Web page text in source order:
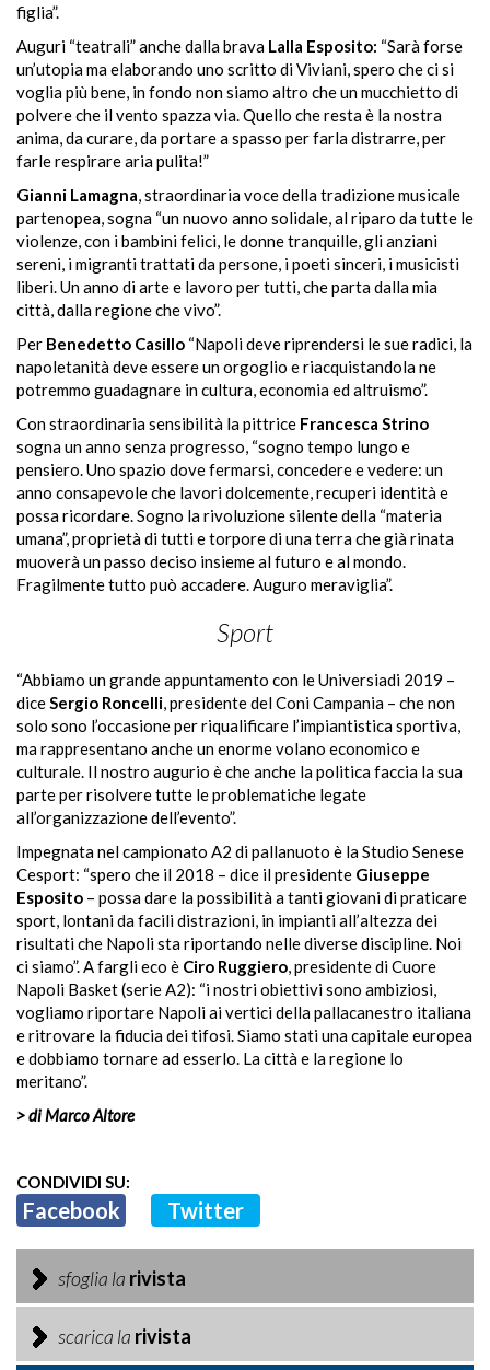
figlia”.
Auguri “teatrali” anche dalla brava Lalla Esposito: “Sarà forse
un’utopiama elaborando uno scritto di Viviani, spero che ci si
voglia più bene, in fondo non siamo altro che un mucchietto di
polvere che il vento spazza via. Quello che resta è la nostra
anima, da curare, da portare a spasso per farla distrarre, per
farle respirare aria pulita!”
Gianni Lamagna, straordinaria voce della tradizione musicale
partenopea, sogna “un nuovo anno solidale, al riparo da tutte le
violenze, con i bambini felici, le donne tranquille, gli anziani
sereni, i migranti trattati da persone, i poeti sinceri, i musicisti
liberi. Un anno di arte e lavoro per tutti, che parta dalla mia
città, dalla regione che vivo”.
Per Benedetto Casillo “Napoli deve riprendersi le sue radici, la
napoletanità deve essere un orgoglio e riacquistandola ne
potremmo guadagnare in cultura, economia ed altruismo”.
Con straordinaria sensibilità la pittrice Francesca Strino
sogna un anno senza progresso, “sogno tempo lungo e
pensiero. Uno spazio dove fermarsi, concedere e vedere: un
anno consapevole che lavori dolcemente, recuperi identità e
possa ricordare. Sogno la rivoluzione silente della “materia
umana”, proprietà di tutti e torpore di una terra che già rinata
muoverà un passo deciso insieme al futuro e al mondo.
Fragilmente tutto può accadere. Auguro meraviglia”.
Sport
“Abbiamo un grande appuntamento con le Universiadi 2019 –
diceSergio Roncelli, presidente del Coni Campania – che non
solo sono l’occasione per riqualificare l’impiantistica sportiva,
ma rappresentano anche un enorme volano economico e
culturale. Il nostro augurio è che anche la politica faccia la sua
parte per risolvere tutte le problematiche legate
all’organizzazione dell’evento”.
Impegnata nel campionato A2 di pallanuoto è la Studio Senese
Cesport: “spero che il 2018 – dice il presidente Giuseppe
Esposito – possa dare la possibilità a tanti giovani di praticare
sport, lontani da facili distrazioni, in impianti all’altezza dei
risultati che Napoli sta riportando nelle diverse discipline. Noi
ci siamo”. A fargli eco è Ciro Ruggiero, presidente di Cuore
Napoli Basket (serie A2): “i nostri obiettivi sono ambiziosi,
vogliamo riportare Napoli ai vertici della pallacanestro italiana
e ritrovare la fiducia dei tifosi. Siamo stati una capitale europea
e dobbiamo tornare ad esserlo. La città e la regione lo
meritano”.
> di Marco Altore
CONDIVIDI SU:
Facebook Twitter
sfoglia la rivista
scarica la rivista